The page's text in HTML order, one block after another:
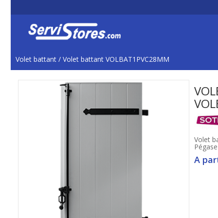
Volet battant / Volet battant VOLBAT1PVC28MM
Volet
A